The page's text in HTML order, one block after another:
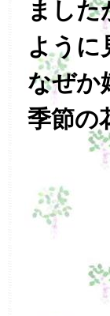
ました
ように
なぜか
季節の